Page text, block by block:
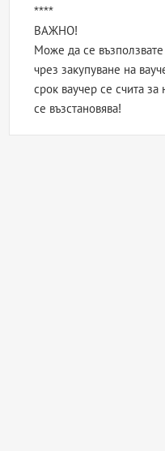
****
ВАЖНО!
Може да се
чрез закупуване на
срок ваучер се счита
се възстановява!